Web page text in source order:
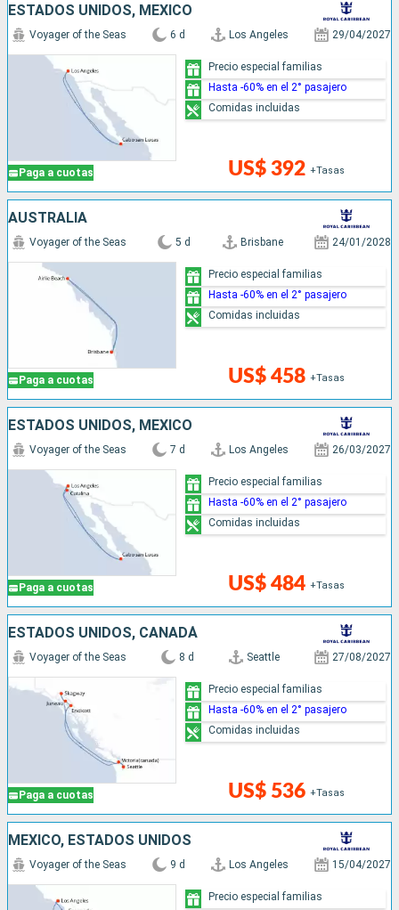
ESTADOS UNIDOS, MÉXICO
Paga a cuotas
Voyager of the Seas 6 d Los Angeles 29/04/2027
US$ 392 +Tasas
Precio especial familias
Hasta -60% en el 2° pasajero
Comidas incluidas
AUSTRALIA
Paga a cuotas
Voyager of the Seas 5 d Brisbane 24/01/2028
US$ 458 +Tasas
Precio especial familias
Hasta -60% en el 2° pasajero
Comidas incluidas
ESTADOS UNIDOS, MÉXICO
Paga a cuotas
Voyager of the Seas 7 d Los Angeles 26/03/2027
US$ 484 +Tasas
Precio especial familias
Hasta -60% en el 2° pasajero
Comidas incluidas
ESTADOS UNIDOS, CANADÁ
Paga a cuotas
Voyager of the Seas 8 d Seattle 27/08/2027
US$ 536 +Tasas
Precio especial familias
Hasta -60% en el 2° pasajero
Comidas incluidas
MÉXICO, ESTADOS UNIDOS
Voyager of the Seas 9 d Los Angeles 15/04/2027
Precio especial familias